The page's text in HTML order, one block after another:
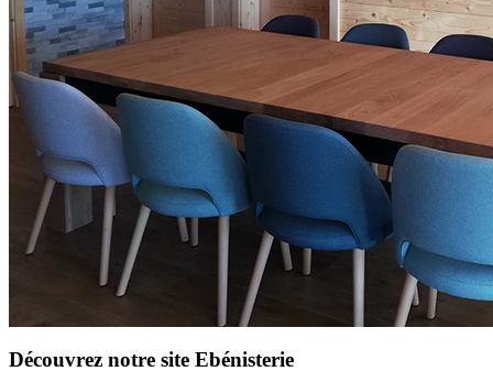
Découvrez notre site Ebénisterie